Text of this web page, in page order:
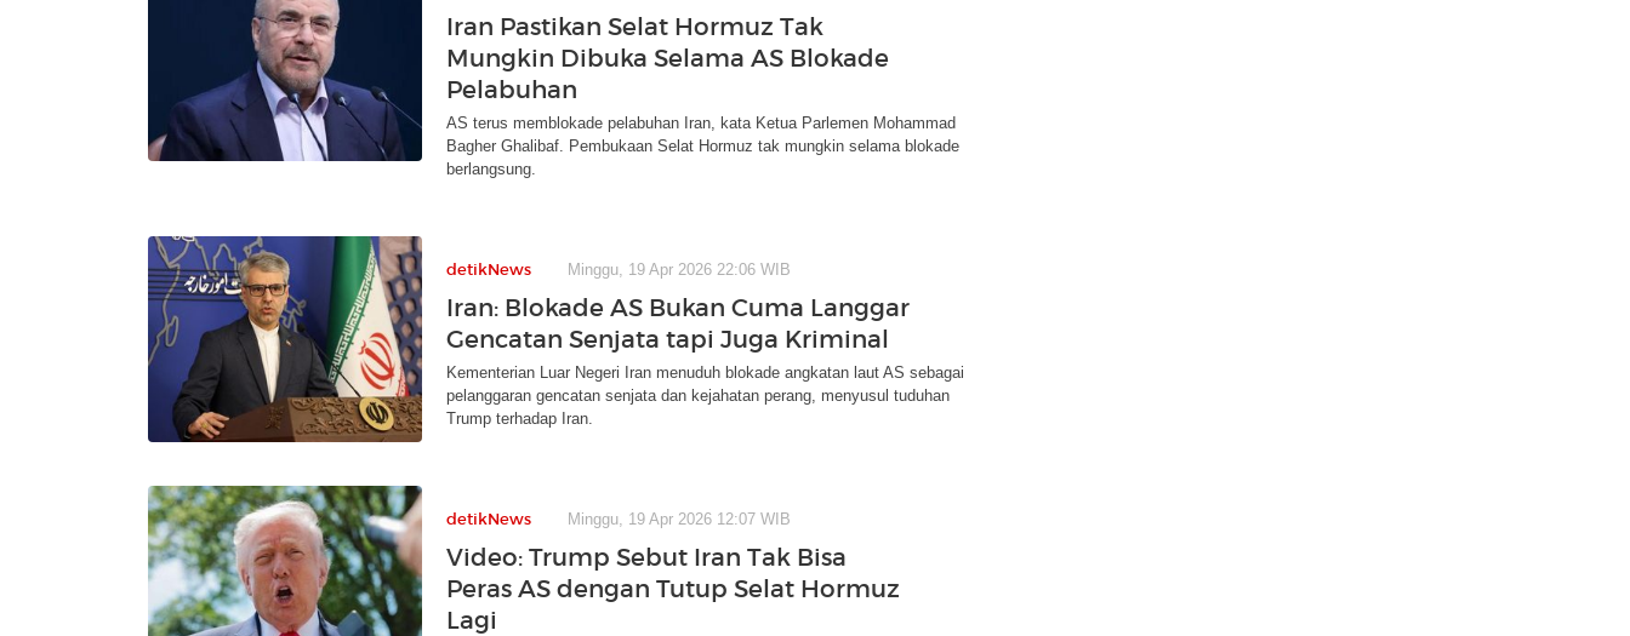
Iran Pastikan Selat Hormuz Tak
Mungkin Dibuka Selama AS Blokade
Pelabuhan
AS terus memblokade pelabuhan Iran, kata Ketua Parlemen Mohammad
Bagher Ghalibaf. Pembukaan Selat Hormuz tak mungkin selama blokade
berlangsung.
detikNews Minggu, 19 Apr 2026 22:06 WIB
Iran: Blokade AS Bukan Cuma Langgar
Gencatan Senjata tapi Juga Kriminal
Kementerian Luar Negeri Iran menuduh blokade angkatan laut AS sebagai
pelanggaran gencatan senjata dan kejahatan perang, menyusul tuduhan
Trump terhadap Iran.
detikNews Minggu, 19 Apr 2026 12:07 WIB
Video: Trump Sebut Iran Tak Bisa
Peras AS dengan Tutup Selat Hormuz
Lagi